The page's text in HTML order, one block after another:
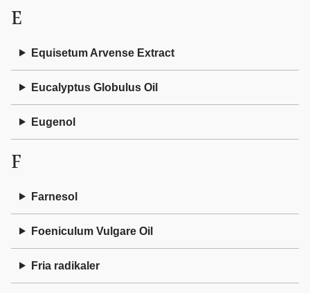
E
Equisetum Arvense Extract
Eucalyptus Globulus Oil
Eugenol
F
Farnesol
Foeniculum Vulgare Oil
Fria radikaler